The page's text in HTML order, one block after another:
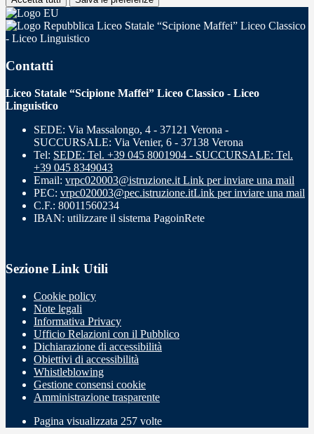
Liceo Statale “Scipione Maffei” Liceo Classico
- Liceo Linguistico
Contatti
Liceo Statale “Scipione Maffei” Liceo Classico - Liceo
Linguistico
SEDE: Via Massalongo, 4 - 37121 Verona -
SUCCURSALE: Via Venier, 6 - 37138 Verona
Tel: SEDE: Tel. +39 045 8001904 - SUCCURSALE: Tel.
+39 045 8349043
Email: vrpc020003@istruzione.it Link per inviare una mail
PEC: vrpc020003@pec.istruzione.itLink per inviare una mail
C.F.: 80011560234
IBAN: utilizzare il sistema PagoinRete
Sezione Link Utili
Cookie policy
Note legali
Informativa Privacy
Ufficio Relazioni con il Pubblico
Dichiarazione di accessibilità
Obiettivi di accessibilità
Whistleblowing
Gestione consensi cookie
Amministrazione trasparente
Pagina visualizzata 257 volte